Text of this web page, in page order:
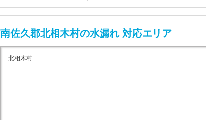
南佐久郡北相木村の水漏れ 対応エリア
北相木村